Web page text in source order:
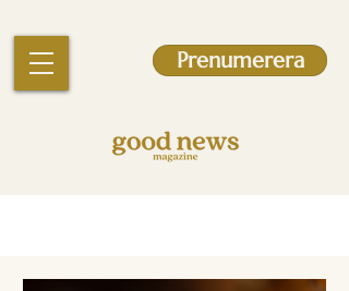
Prenumerera